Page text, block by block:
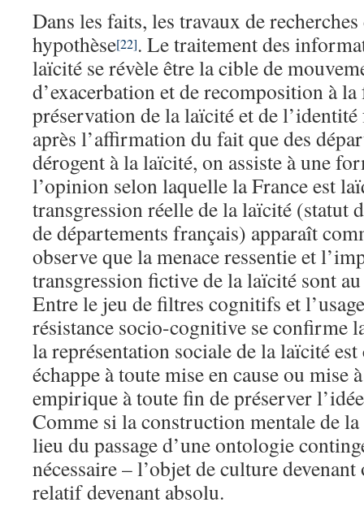
Dans les faits, les travaux de
hypothèse[22]. Le traitement des
laïcité se révèle être la cible de
d’exacerbation et de recomposition à la
préservation de la laïcité et de l’identité
après l’affirmation du fait que des
dérogent à la laïcité, on assiste à une
l’opinion selon laquelle la France est
transgression réelle de la laïcité (statut
de départements français) apparaît
observe que la menace ressentie et
transgression fictive de la laïcité sont
Entre le jeu de filtres cognitifs et
résistance socio-cognitive se confirme
la représentation sociale de la laïcité
échappe à toute mise en cause ou mise
empirique à toute fin de préserver
Comme si la construction mentale de
lieu du passage d’une ontologie
nécessaire – l’objet de culture
relatif devenant absolu.